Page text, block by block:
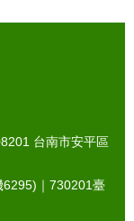
台南市安平區
｜ 730201臺